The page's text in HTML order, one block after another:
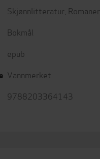
Skjønnlitteratur Romaner
Bokmål
epub
Vannmerket
9788203364143